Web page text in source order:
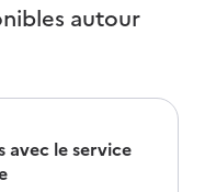
autour
avec le service